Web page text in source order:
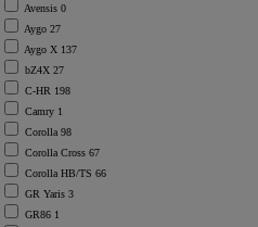
Avensis 0
Aygo 27
Aygo X 137
bZ4X 27
C-HR 198
Camry 1
Corolla 98
Corolla Cross 67
Corolla HB/TS 66
GR Yaris 3
GR86 1